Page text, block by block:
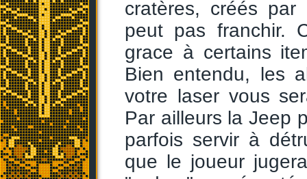
cratères, créés
peut pas franchir.
grace à certains
Bien entendu, les
votre laser vous
Par ailleurs la Jeep
parfois servir à
que le joueur